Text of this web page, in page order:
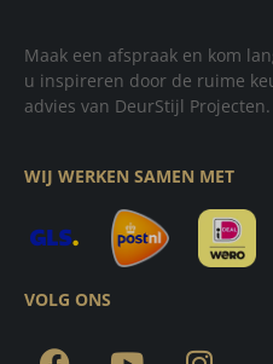
Maak een afspraak en kom
u inspireren door de ruime
advies van DeurStijl Projecten.
WIJ WERKEN SAMEN MET
VOLG ONS